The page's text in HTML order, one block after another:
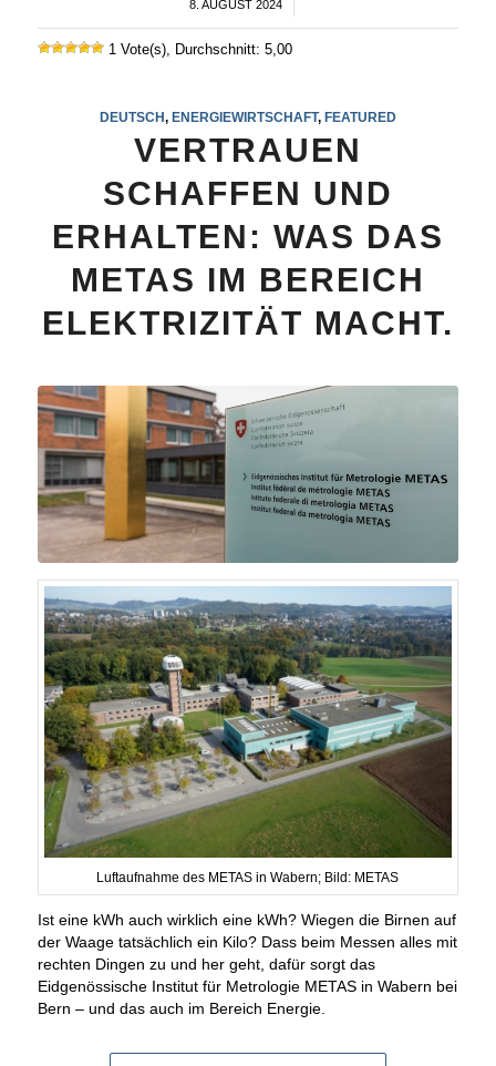
8. AUGUST 2024
/
1 Vote(s), Durchschnitt: 5,00
DEUTSCH, ENERGIEWIRTSCHAFT, FEATURED
VERTRAUEN
SCHAFFEN UND
ERHALTEN: WAS DAS
METAS IM BEREICH
ELEKTRIZITÄT MACHT.
Luftaufnahme des METAS in Wabern; Bild: METAS
Ist eine kWh auch wirklich eine kWh? Wiegen die Birnen auf
der Waage tatsächlich ein Kilo? Dass beim Messen alles mit
rechten Dingen zu und her geht, dafür sorgt das
Eidgenössische Institut für Metrologie METAS in Wabern bei
Bern – und das auch im Bereich Energie.